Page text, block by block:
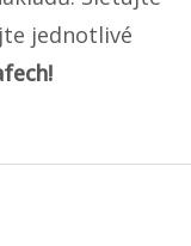
jednotlivé